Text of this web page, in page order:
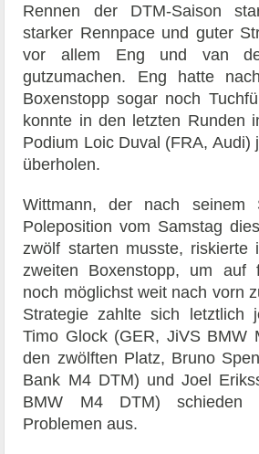
Rennen der DTM-Saison
starker Rennpace und guter
vor allem Eng und van
gutzumachen. Eng hatte
Boxenstopp sogar noch
konnte in den letzten Runden
Podium Loic Duval (FRA, Audi)
überholen.
Wittmann, der nach seinem
Poleposition vom Samstag
zwölf starten musste, riskierte
zweiten Boxenstopp, um auf
noch möglichst weit nach vorn
Strategie zahlte sich letztlich
Timo Glock (GER, JiVS BMW
den zwölften Platz, Bruno
Bank M4 DTM) und Joel
BMW M4 DTM) schieden
Problemen aus.